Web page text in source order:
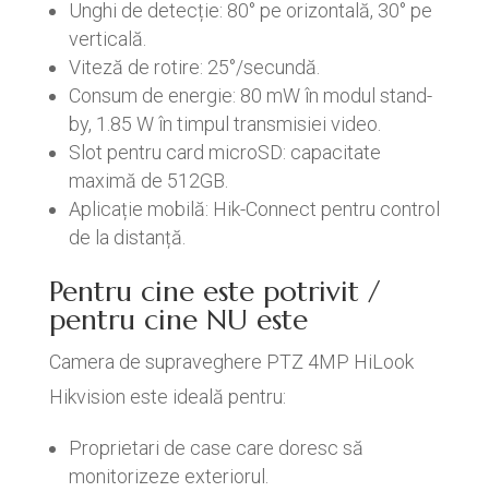
Unghi de detecție: 80° pe orizontală, 30° pe
verticală.
Viteză de rotire: 25°/secundă.
Consum de energie: 80 mW în modul stand-
by, 1.85 W în timpul transmisiei video.
Slot pentru card microSD: capacitate
maximă de 512GB.
Aplicație mobilă: Hik-Connect pentru control
de la distanță.
Pentru cine este potrivit /
pentru cine NU este
Camera de supraveghere PTZ 4MP HiLook
Hikvision este ideală pentru:
Proprietari de case care doresc să
monitorizeze exteriorul.